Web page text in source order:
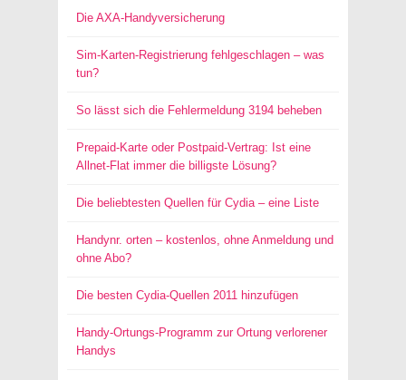
Die AXA-Handyversicherung
Sim-Karten-Registrierung fehlgeschlagen – was
tun?
So lässt sich die Fehlermeldung 3194 beheben
Prepaid-Karte oder Postpaid-Vertrag: Ist eine
Allnet-Flat immer die billigste Lösung?
Die beliebtesten Quellen für Cydia – eine Liste
Handynr. orten – kostenlos, ohne Anmeldung und
ohne Abo?
Die besten Cydia-Quellen 2011 hinzufügen
Handy-Ortungs-Programm zur Ortung verlorener
Handys